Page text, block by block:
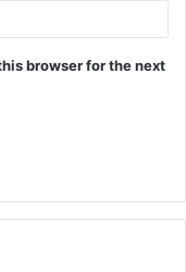
browser for the next